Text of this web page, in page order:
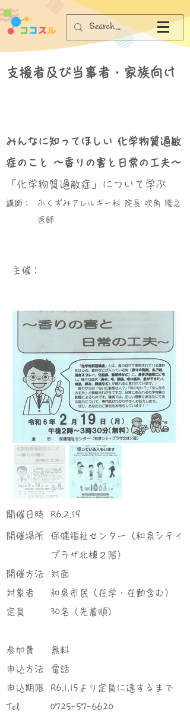
支援者及び当事者・家族向け
みんなに知ってほしい 化学物質過敏
症のこと ～香りの害と日常の工夫～
「化学物質過敏症」について学ぶ
講師：
ふくずみアレルギー科 院長 吹角 隆之
医師
​主催：
​開催日時
​開催場所
​開催方法
対象者
定員
参加費
申込方法
申込期限
Tel
R6.2.19
保健福祉センター（和泉シティ
プラザ北棟２階）
対面
和泉市民（在学・在勤含む）
30名（先着順）
無料
電話
R6.1.15より定員に達するまで
0725-57-6620